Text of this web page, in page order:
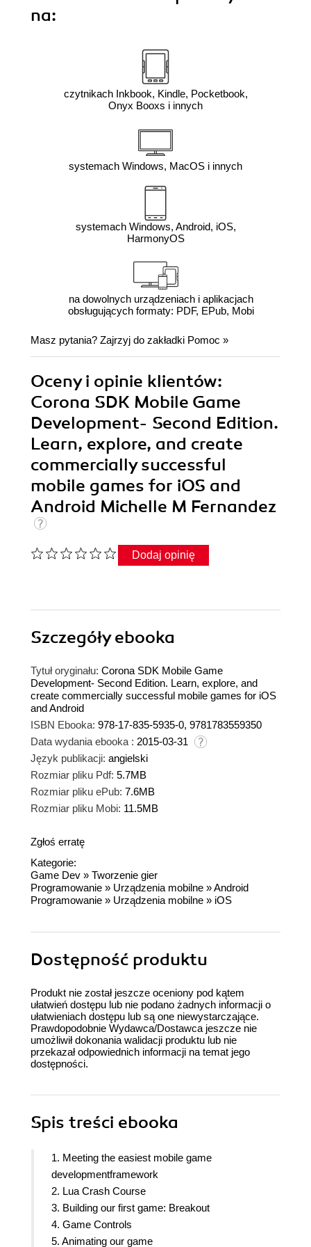
na:
czytnikach Inkbook, Kindle, Pocketbook,
Onyx Booxs i innych
systemach Windows, MacOS i innych
systemach Windows, Android, iOS,
HarmonyOS
na dowolnych urządzeniach i aplikacjach
obsługujących formaty: PDF, EPub, Mobi
Masz pytania? Zajrzyj do zakładki Pomoc »
Oceny i opinie klientów:
Corona SDK Mobile Game
Development- Second Edition.
Learn, explore, and create
commercially successful
mobile games for iOS and
Android Michelle M Fernandez
Dodaj opinię
Szczegółyebooka
Tytuł oryginału: Corona SDK Mobile Game
Development- Second Edition. Learn, explore, and
create commercially successful mobile games for iOS
and Android
ISBN Ebooka: 978-17-835-5935-0, 9781783559350
Data wydania ebooka : 2015-03-31
Język publikacji: angielski
Rozmiar pliku Pdf: 5.7MB
Rozmiar pliku ePub: 7.6MB
Rozmiar pliku Mobi: 11.5MB
Zgłoś erratę
Kategorie:
Game Dev » Tworzenie gier
Programowanie » Urządzenia mobilne »Android
Programowanie » Urządzenia mobilne » iOS
Dostępność produktu
Produkt nie został jeszcze oceniony pod kątem
ułatwień dostępu lub nie podano żadnych informacji o
ułatwieniach dostępu lub są one niewystarczające.
Prawdopodobnie Wydawca/Dostawca jeszcze nie
umożliwił dokonania walidacji produktu lub nie
przekazał odpowiednich informacji na temat jego
dostępności.
Spis treści ebooka
1. Meeting the easiest mobile game
developmentframework
2. Lua Crash Course
3. Building our first game: Breakout
4. Game Controls
5. Animating our game